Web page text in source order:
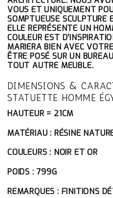
VOUS ET UNIQUEMENT
SOMPTUEUSE SCULPTURE
ELLE REPRÉSENTE UN
COULEUR EST
MARIERA BIEN AVEC
ÊTRE POSÉ SUR UN
TOUT AUTRE MEUBLE.
DIMENSIONS &
STATUETTE HOMME
HAUTEUR = 21CM
MATÉRIAU : RÉSINE
COULEURS : NOIR ET OR
POIDS : 799G
REMARQUES : FINITIONS